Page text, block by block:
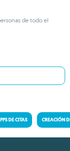
de todo el
DE CITAS CREACIÓN